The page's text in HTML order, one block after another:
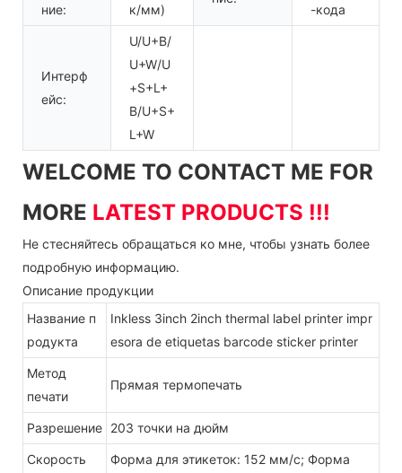
ние:
к/мм)
-кода
Интерф
ейс:
U/U+B/
U+W/U
+S+L+
B/U+S+
L+W
WELCOME TO CONTACT ME FOR
MORE LATEST PRODUCTS !!!
Не стесняйтесь обращаться ко мне, чтобы узнать более
подробную информацию.
Описание продукции
Название п
родукта
Inkless 3inch 2inch thermal label printer impr
esora de etiquetas barcode sticker printer
Метод
печати
Прямая термопечать
Разрешение 203 точки на дюйм
Скорость
Форма для этикеток: 152 мм/с; Форма